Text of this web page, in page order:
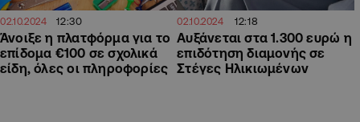
02.10.2024 12:30
Άνοιξε η πλατφόρμα για το
επίδομα €100 σε σχολικά
είδη, όλες οι πληροφορίες
02.10.2024 12:18
Αυξάνεται στα 1.300 ευρώ η
επιδότηση διαμονής σε
Στέγες Ηλικιωμένων